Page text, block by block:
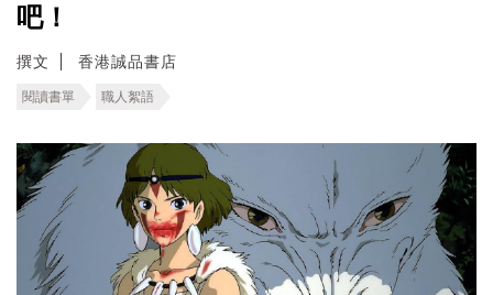
吧！
撰文 香港誠品書店
閱讀書單 職人絮語